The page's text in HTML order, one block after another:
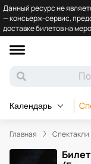
Данный ресурс не
— консьерж-сервис,
доставке билетов на
Календарь
Главная Спектакли